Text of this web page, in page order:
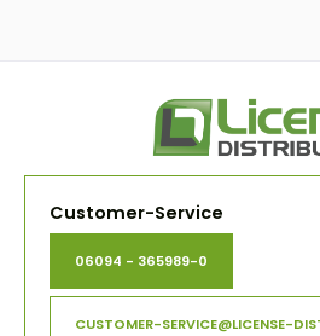
Customer-Service
06094 - 365989-0
CUSTOMER-SERVICE@LICENSE-